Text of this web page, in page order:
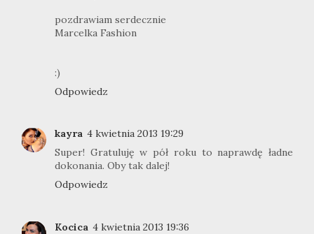
pozdrawiam serdecznie
Marcelka Fashion
:)
Odpowiedz
kayra 4 kwietnia 2013 19:29
Super! Gratuluję w pół roku to naprawdę ładne
dokonania. Oby tak dalej!
Odpowiedz
Kocica 4 kwietnia 2013 19:36